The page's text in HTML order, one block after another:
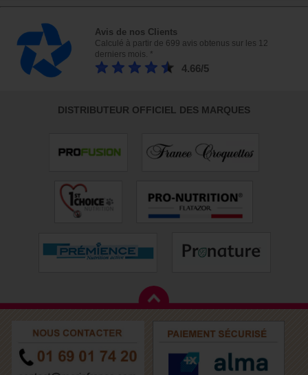
Avis de nos Clients
Calculé à partir de 699 avis obtenus sur les 12
derniers mois. *
4.66/5
DISTRIBUTEUR OFFICIEL DES MARQUES